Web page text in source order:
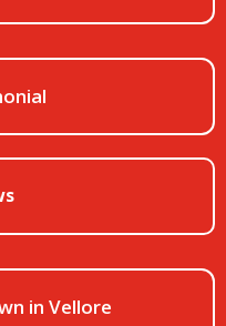
in Vellore